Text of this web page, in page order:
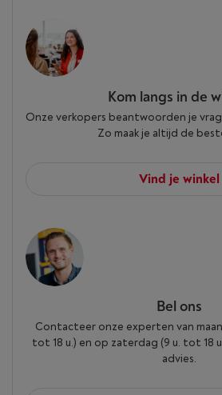
Kom langs in de
Onze verkopers beantwoorden je
Zo maak je altijd de
Vind je winkel
Bel ons
Contacteer onze experten van
tot 18 u.) en op zaterdag (9 u. tot 18
advies.